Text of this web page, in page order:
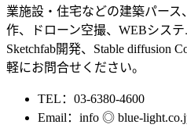
業施設・住宅などの建築パース
作、ドローン空撮、WEBシステ
Sketchfab開発、Stable diffusion
軽にお問合せください。
TEL：03-6380-4600
Email：info ◎ blue-